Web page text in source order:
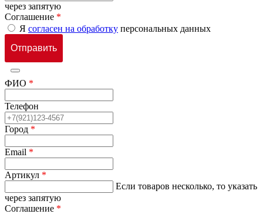
через запятую
Соглашение *
Я согласен на обработку персональных данных
ФИО *
Телефон
Город *
Email *
Артикул *
Если товаров несколько, то указать
через запятую
Соглашение *